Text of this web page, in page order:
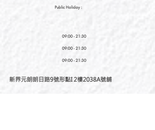
Public Holiday :
09:00 - 21:30
09:00 - 21:30
09:00 - 21:30
新界元朗朗日路9號形點I 2樓2038A號舖